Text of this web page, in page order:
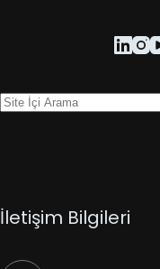
İletişim Bilgileri